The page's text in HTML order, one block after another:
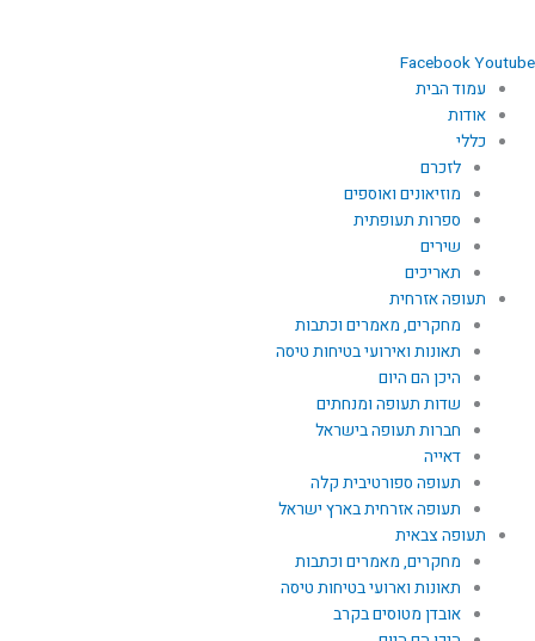
FacebookYoutube
עמוד הבית
אודות
כללי
לזכרם
מוזיאונים ואוספים
ספרות תעופתית
שירים
תאריכים
תעופה אזרחית
מחקרים, מאמרים וכתבות
תאונות ואירועי בטיחות טיסה
היכן הם היום
שדות תעופה ומנחתים
חברות תעופה בישראל
דאייה
תעופה ספורטיבית קלה
תעופה אזרחית בארץ ישראל
תעופה צבאית
מחקרים, מאמרים וכתבות
תאונות וארועי בטיחות טיסה
אובדן מטוסים בקרב